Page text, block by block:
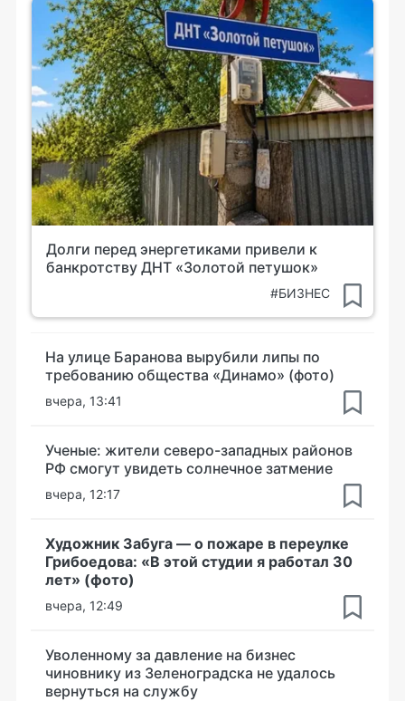
Долги перед энергетиками привели к
банкротству ДНТ «Золотой петушок»
#БИЗНЕС
На улице Баранова вырубили липы по
требованию общества «Динамо» (фото)
вчера, 13:41
Ученые: жители северо-западных районов
РФ смогут увидеть солнечное затмение
вчера, 12:17
Художник Забуга — о пожаре в переулке
Грибоедова: «В этой студии я работал 30
лет» (фото)
вчера, 12:49
Уволенному за давление на бизнес
чиновнику из Зеленоградска не удалось
вернуться на службу